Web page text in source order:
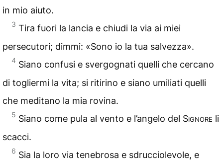
in mio aiuto.
3 Tira fuori la lancia e chiudi la via ai miei
persecutori; dimmi: «Sono io la tua salvezza».
4 Siano confusi e svergognati quelli che cercano
di togliermi la vita; si ritirino e siano umiliati quelli
che meditano la mia rovina.
5 Siano come pula al vento e l’angelo del Signore li
scacci.
6 Sia la loro via tenebrosa e sdrucciolevole, e